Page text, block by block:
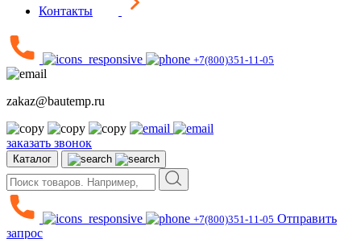
Контакты
+7(800)351-11-05
zakaz@bautemp.ru
заказать звонок
Каталог
+7(800)351-11-05 Отправить
запрос